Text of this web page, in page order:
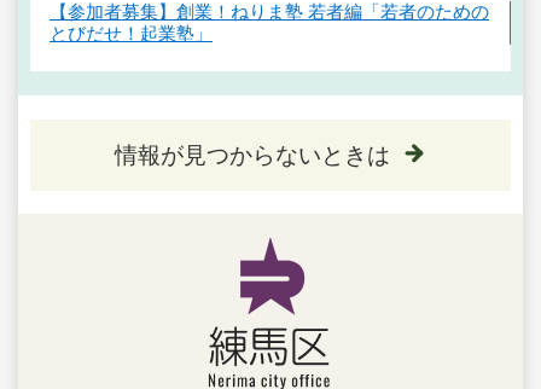
【参加者募集】創業！ねりま塾 若者編「若者のための
とびだせ！起業塾」
情報が見つからないときは